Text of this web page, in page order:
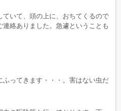
いて、頭の上に、おちてくるので
絡ありました。急遽ということも
ってきます・・・。害はない虫だ